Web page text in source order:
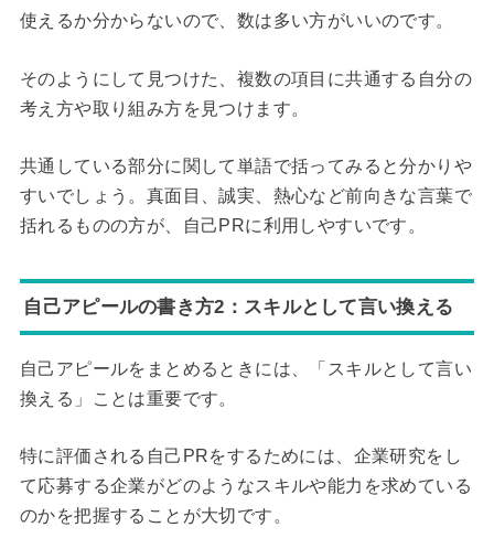
使えるか分からないので、数は多い方がいいのです。
そのようにして見つけた、複数の項目に共通する自分の
考え方や取り組み方を見つけます。
共通している部分に関して単語で括ってみると分かりや
すいでしょう。真面目、誠実、熱心など前向きな言葉で
括れるものの方が、自己PRに利用しやすいです。
自己アピールの書き方2：スキルとして言い換える
自己アピールをまとめるときには、「スキルとして言い
換える」ことは重要です。
特に評価される自己PRをするためには、企業研究をし
て応募する企業がどのようなスキルや能力を求めている
のかを把握することが大切です。